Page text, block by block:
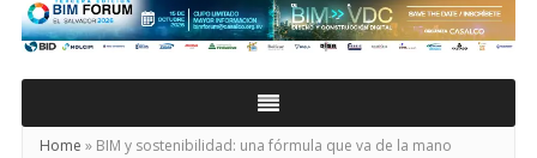
Construcción
Home » BIM y sostenibilidad: una fórmula que va de la mano